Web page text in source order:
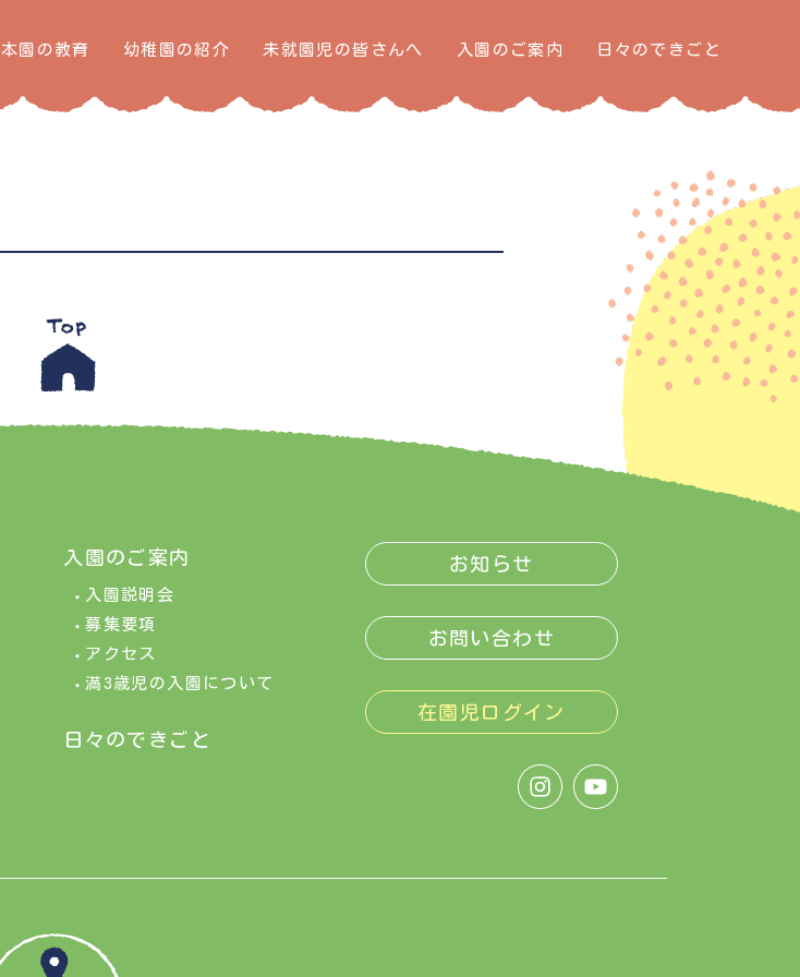
本園の教育 幼稚園の紹介 未就園児の皆さんへ 入園のご案内 日々のできごと
入園のご案内
入園説明会
募集要項
アクセス
満3歳児の入園について
日々のできごと
お知らせ
お問い合わせ
在園児ログイン